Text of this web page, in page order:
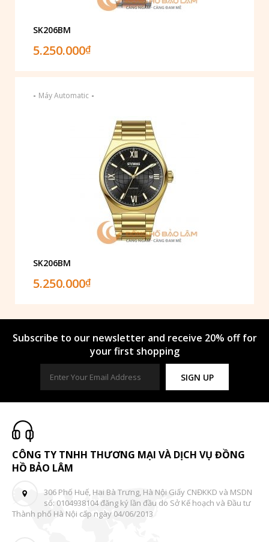
SK206BM
5.250.000₫
- Máy Automatic -
SK206BM
5.250.000₫
Subscribe to our newsletter and receive 20% off for
your first shopping
SIGN UP
CÔNG TY TNHH THƯƠNG MẠI VÀ DỊCH VỤ ĐỒNG
HỒ BẢO LÂM
306 Phố Huế, Hai Bà Trưng, Hà Nội Giấy CNĐKKD và MSDN
số: 0104938104 đăng ký lần đầu do Sở Kế hoạch và Đầu tư
Thành phố Hà Nội cấp ngày 04/06/2013